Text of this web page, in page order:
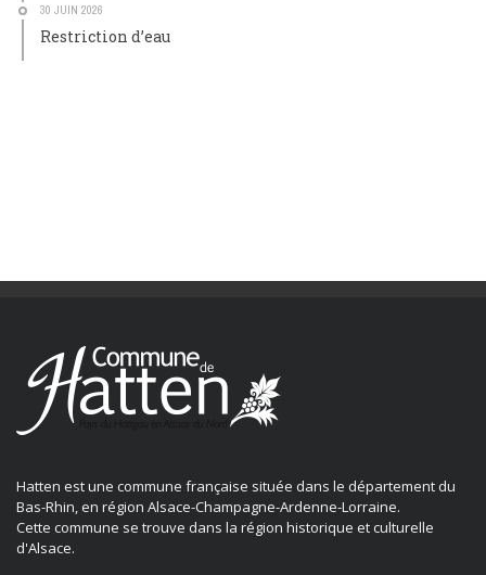
30 JUIN 2026
Restriction d’eau
Hatten est une commune française située dans le département du
Bas-Rhin, en région Alsace-Champagne-Ardenne-Lorraine.
Cette commune se trouve dans la région historique et culturelle
d'Alsace.